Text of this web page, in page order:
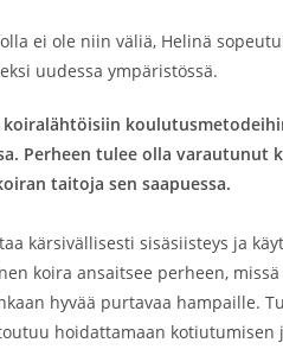
ei ole niin väliä, Helinä
uudessa ympäristössä.
Perheen tulee olla varautunut
taitoja sen saapuessa.
kärsivällisesti sisäsiisteys ja
koira ansaitsee perheen,
hyvää purtavaa hampaille.
hoidattamaan kotiutumisen